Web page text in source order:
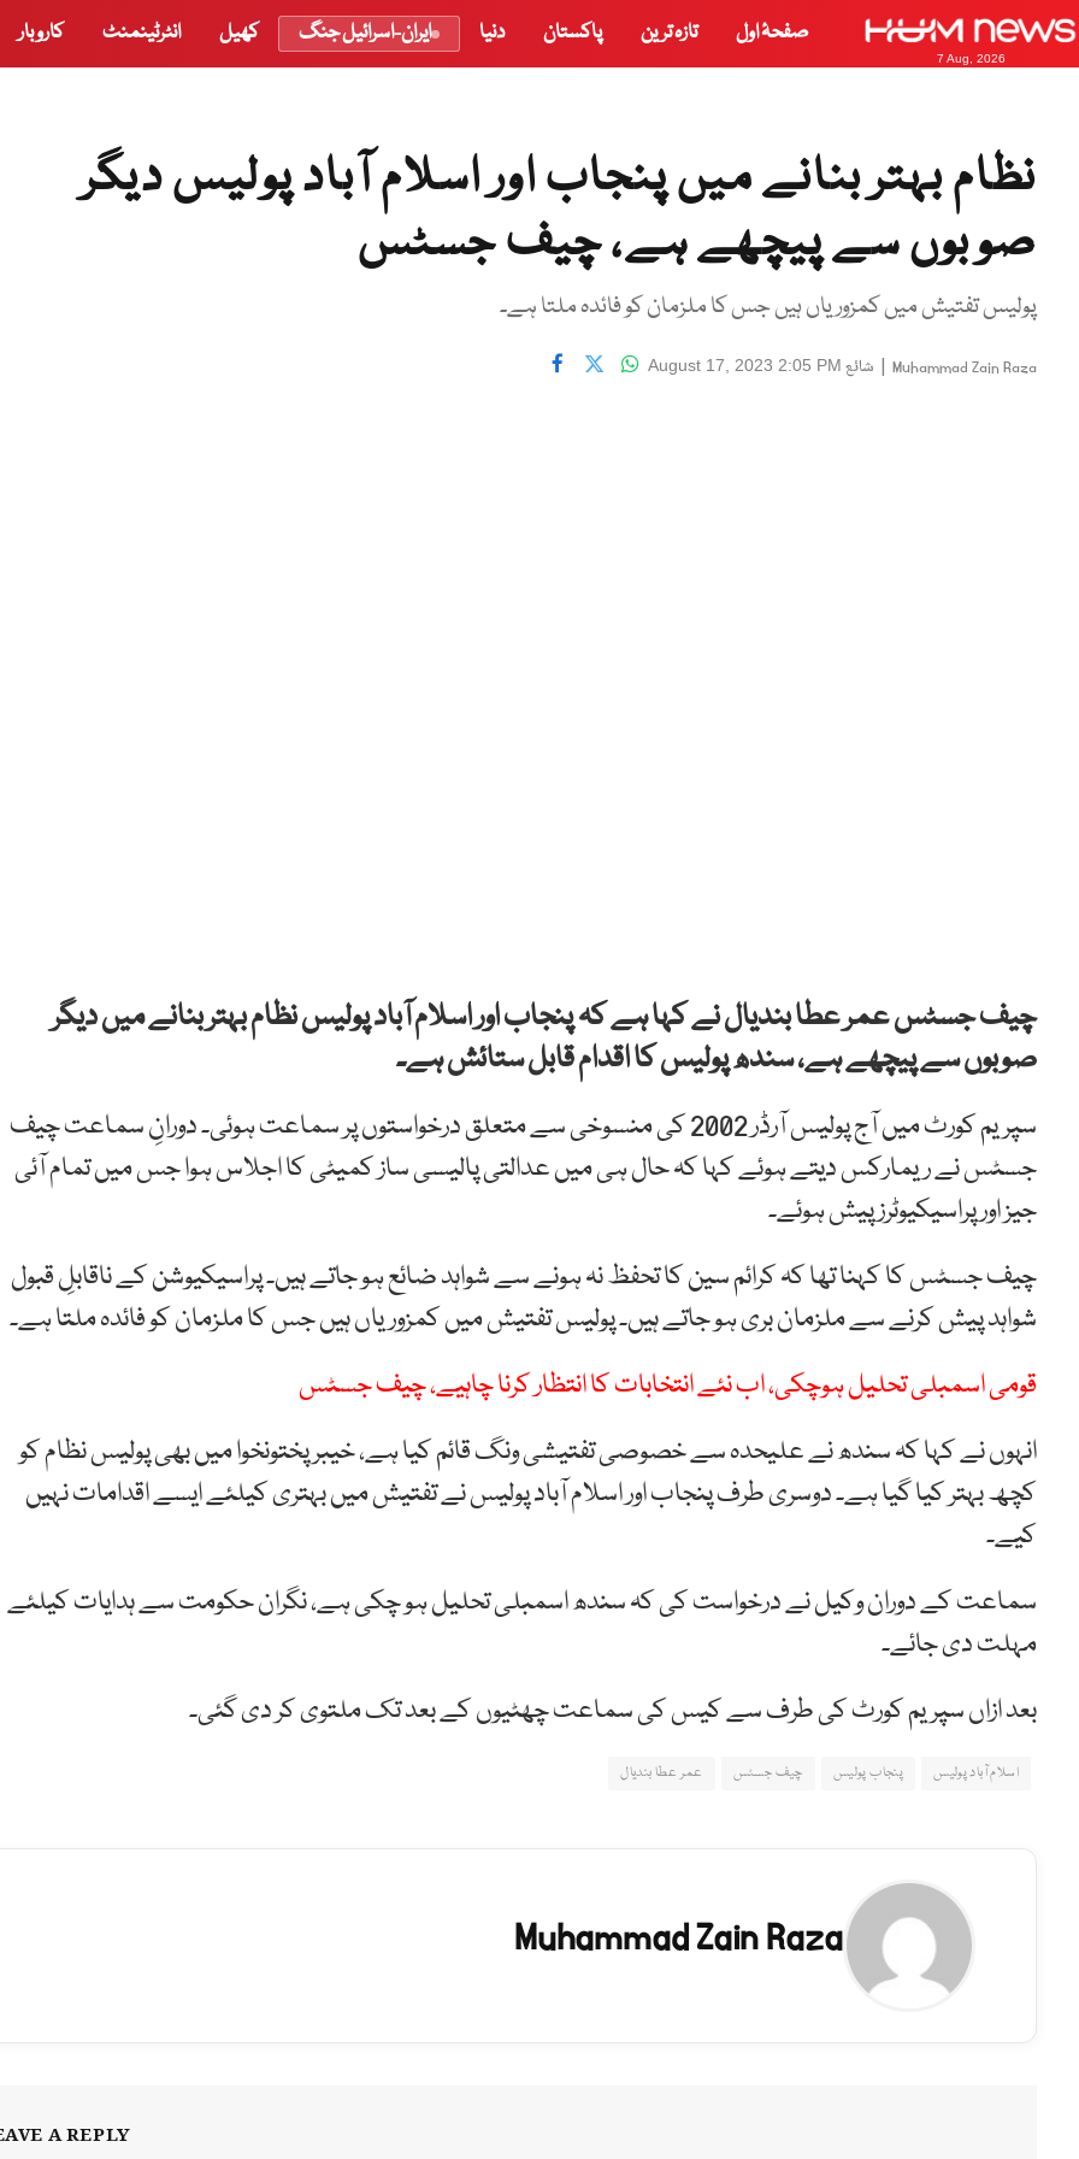
7 Aug, 2026
صفحۂ اول تازہ ترین پاکستان دنیا ایران-اسرائیل جنگ کھیل انٹرٹینمنٹ کاروبار
نظام بہتر بنانے میں پنجاب اور اسلام آباد پولیس دیگر
صوبوں سے پیچھے ہے، چیف جسٹس
پولیس تفتیش میں کمزوریاں ہیں جس کا ملزمان کو فائدہ ملتا ہے۔
Muhammad Zain Raza
| شائع August 17, 2023 2:05 PM
چیف جسٹس عمر عطا بندیال نے کہا ہے کہ پنجاب اور اسلام آباد پولیس نظام بہتر بنانے میں دیگر
صوبوں سے پیچھے ہے، سندھ پولیس کا اقدام قابل ستائش ہے۔
سپریم کورٹ میں آج پولیس آرڈر 2002 کی منسوخی سے متعلق درخواستوں پر سماعت ہوئی۔ دورانِ سماعت چیف
جسٹس نے ریمارکس دیتے ہوئے کہا کہ حال ہی میں عدالتی پالیسی ساز کمیٹی کا اجلاس ہوا جس میں تمام آئی
جیز اور پراسیکیوٹرز پیش ہوئے۔
چیف جسٹس کا کہنا تھا کہ کرائم سین کا تحفظ نہ ہونے سے شواہد ضائع ہو جاتے ہیں۔ پراسیکیوشن کے ناقابلِ قبول
شواہد پیش کرنے سے ملزمان بری ہو جاتے ہیں۔ پولیس تفتیش میں کمزوریاں ہیں جس کا ملزمان کو فائدہ ملتا ہے۔
قومی اسمبلی تحلیل ہوچکی، اب نئے انتخابات کا انتظار کرنا چاہیے، چیف جسٹس
انہوں نے کہا کہ سندھ نے علیحدہ سے خصوصی تفتیشی ونگ قائم کیا ہے، خیبرپختونخوا میں بھی پولیس نظام کو
کچھ بہتر کیا گیا ہے۔ دوسری طرف پنجاب اور اسلام آباد پولیس نے تفتیش میں بہتری کیلئے ایسے اقدامات نہیں
کیے۔
سماعت کے دوران وکیل نے درخواست کی کہ سندھ اسمبلی تحلیل ہو چکی ہے، نگران حکومت سے ہدایات کیلئے
مہلت دی جائے۔
بعد ازاں سپریم کورٹ کی طرف سے کیس کی سماعت چھٹیوں کے بعد تک ملتوی کر دی گئی۔
اسلام آباد پولیس پنجاب پولیس چیف جسٹس عمر عطا بندیال
Muhammad Zain Raza
A REPLY